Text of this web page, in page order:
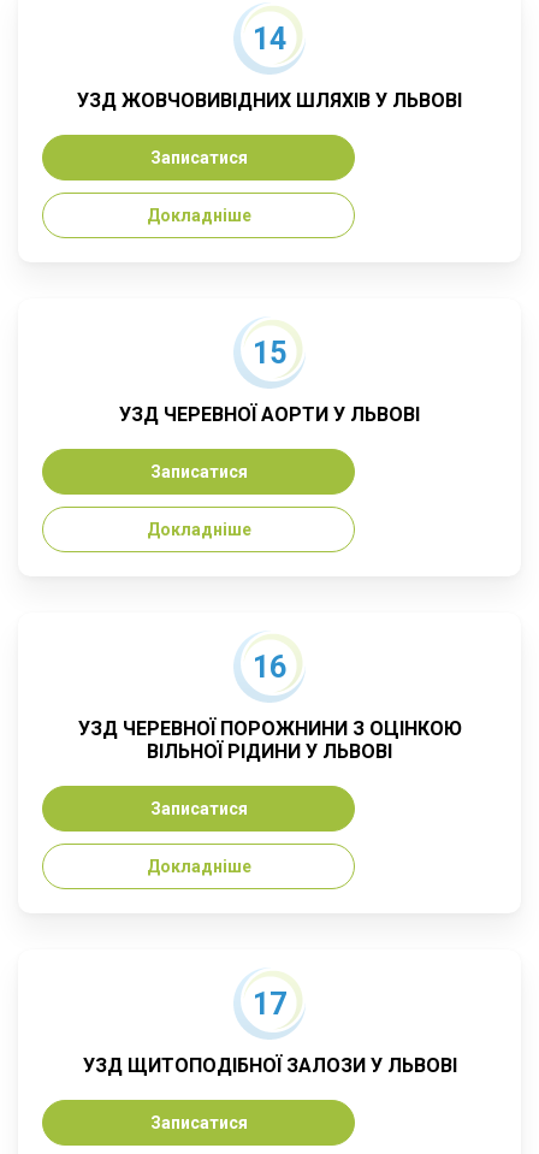
14
УЗД ЖОВЧОВИВІДНИХ ШЛЯХІВ У ЛЬВОВІ
Записатися
Докладніше
15
УЗД ЧЕРЕВНОЇ АОРТИ У ЛЬВОВІ
Записатися
Докладніше
16
УЗД ЧЕРЕВНОЇ ПОРОЖНИНИ З ОЦІНКОЮ
ВІЛЬНОЇ РІДИНИ У ЛЬВОВІ
Записатися
Докладніше
17
УЗД ЩИТОПОДІБНОЇ ЗАЛОЗИ У ЛЬВОВІ
Записатися